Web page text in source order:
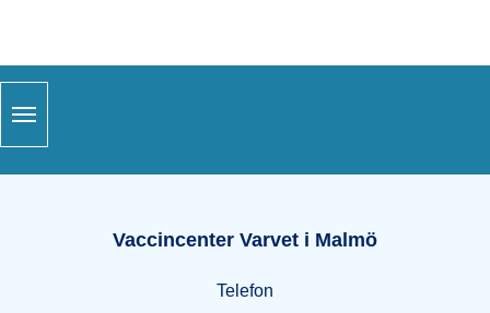
Öppettider Varvet i Malmö
Vaccincenter Varvet i Malmö
Telefon